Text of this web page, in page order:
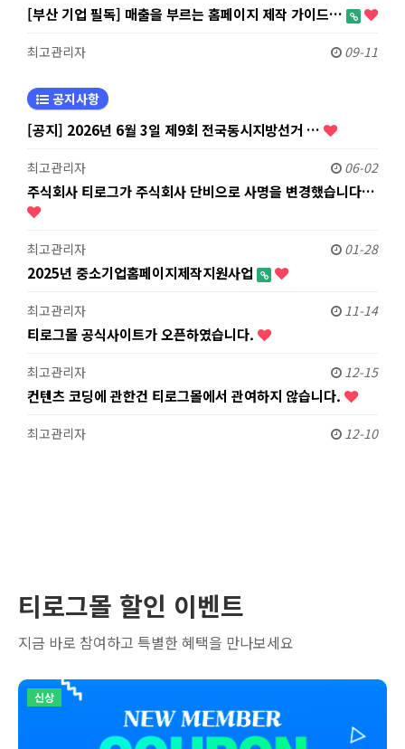
[부산 기업 필독] 매출을 부르는 홈페이지 제작 가이드…
최고관리자 09-11
공지사항
[공지] 2026년 6월 3일 제9회 전국동시지방선거 …
최고관리자 06-02
주식회사 티로그가 주식회사 단비으로 사명을 변경했습니다…
최고관리자 01-28
2025년 중소기업홈페이지제작지원사업
최고관리자 11-14
티로그몰 공식사이트가 오픈하였습니다.
최고관리자 12-15
컨텐츠 코딩에 관한건 티로그몰에서 관여하지 않습니다.
최고관리자 12-10
티로그몰 할인 이벤트
지금 바로 참여하고 특별한 혜택을 만나보세요
신상